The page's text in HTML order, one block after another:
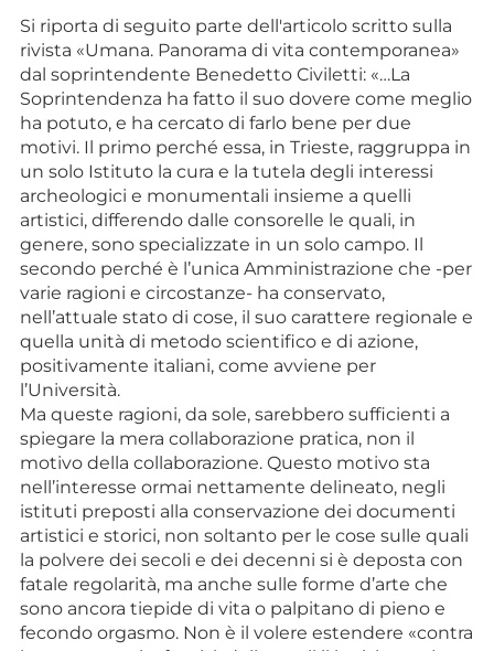
Si riporta di seguito parte dell'articolo scritto sulla
rivista «Umana. Panorama di vita contemporanea»
dal soprintendente Benedetto Civiletti: «…La
Soprintendenza ha fatto il suo dovere come meglio
ha potuto, e ha cercato di farlo bene per due
motivi. Il primo perché essa, in Trieste, raggruppa in
un solo Istituto la cura e la tutela degli interessi
archeologici e monumentali insieme a quelli
artistici, differendo dalle consorelle le quali, in
genere, sono specializzate in un solo campo. Il
secondo perché è l’unica Amministrazione che -per
varie ragioni e circostanze- ha conservato,
nell’attuale stato di cose, il suo carattere regionale e
quella unità di metodo scientifico e di azione,
positivamente italiani, come avviene per
l’Università.
Ma queste ragioni, da sole, sarebbero sufficienti a
spiegare la mera collaborazione pratica, non il
motivo della collaborazione. Questo motivo sta
nell’interesse ormai nettamente delineato, negli
istituti preposti alla conservazione dei documenti
artistici e storici, non soltanto per le cose sulle quali
la polvere dei secoli e dei decenni si è deposta con
fatale regolarità, ma anche sulle forme d’arte che
sono ancora tiepide di vita o palpitano di pieno e
fecondo orgasmo. Non è il volere estendere «contra